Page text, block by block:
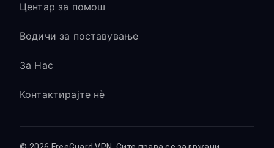
Центар за помош
Водичи за поставување
За Нас
Контактирајте нè